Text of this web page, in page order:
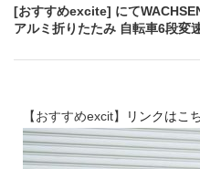
[おすすめexcite] にて
アルミ折りたたみ 自転車6段変
【おすすめexcit】 リンクはこ